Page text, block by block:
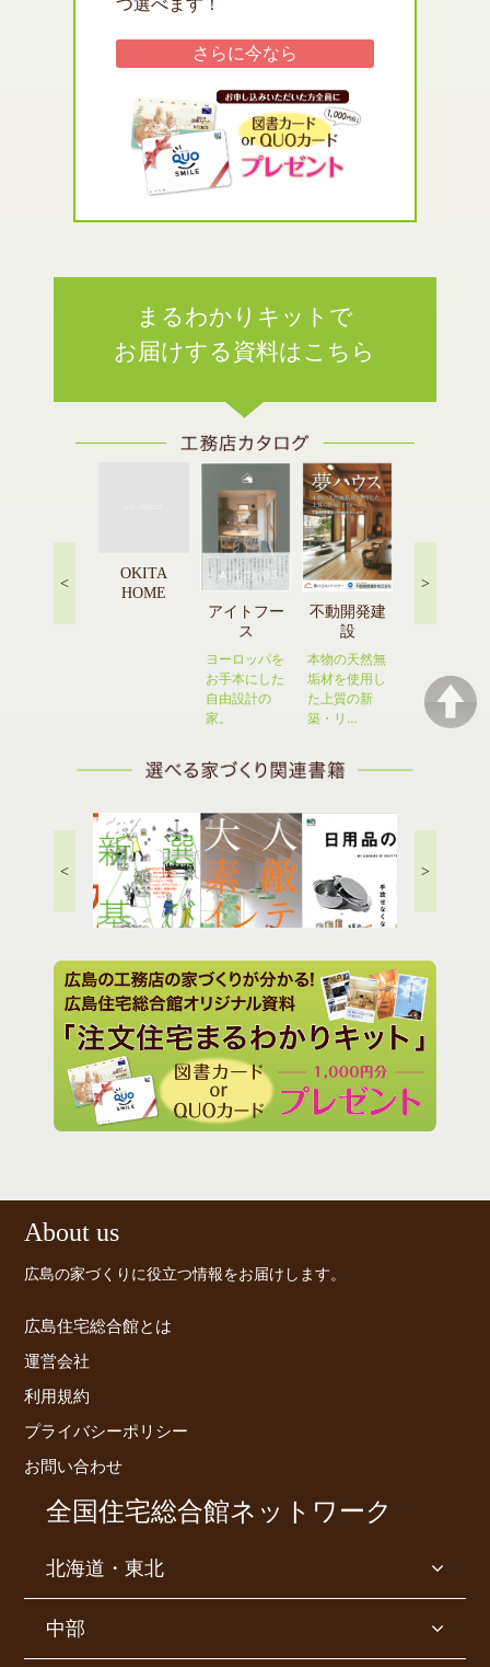
さらに今なら
まるわかりキットで
お届けする資料はこちら
<
OKITA
HOME
アイトフー
ス
ヨーロッパを
お手本にした
自由設計の
家。
不動開発建
設
本物の天然無
垢材を使用し
た上質の新
築・リ…
の家を建てる
７つの秘訣と
>
<
年収200万円からのマイ住まい選びの新基準
大人の素敵インテリア..
日用品の定番..
理術..
>
About us
広島の家づくりに役立つ情報をお届けします。
広島住宅総合館とは
運営会社
利用規約
プライバシーポリシー
お問い合わせ
全国住宅総合館ネットワーク
北海道・東北
中部